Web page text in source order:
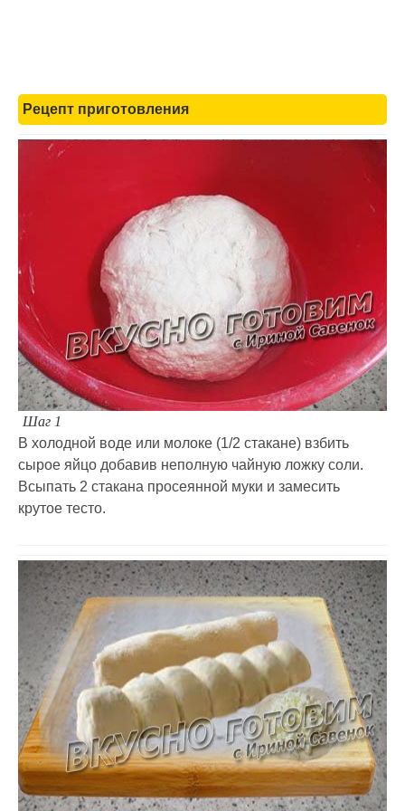
Рецепт приготовления
Шаг 1
В холодной воде или молоке (1/2 стакане) взбить
сырое яйцо добавив неполную чайную ложку соли.
Всыпать 2 стакана просеянной муки и замесить
крутое тесто.